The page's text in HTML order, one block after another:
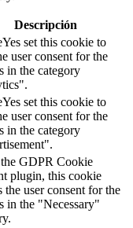
Descripción
set this cookie to
user consent for the
in the category
set this cookie to
user consent for the
in the category
GDPR Cookie
plugin, this cookie
the user consent for the
in the "Necessary"